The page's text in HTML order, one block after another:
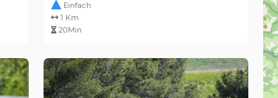
Einfach
1 Km
20Min